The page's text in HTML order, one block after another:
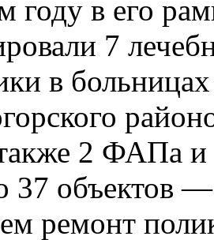
в его
7
в
2 ФАПа
37 объектов
ремонт